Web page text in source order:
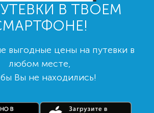
В ТВОЕМ
выгодные цены на путевки в
любом месте,
бы Вы не находились!